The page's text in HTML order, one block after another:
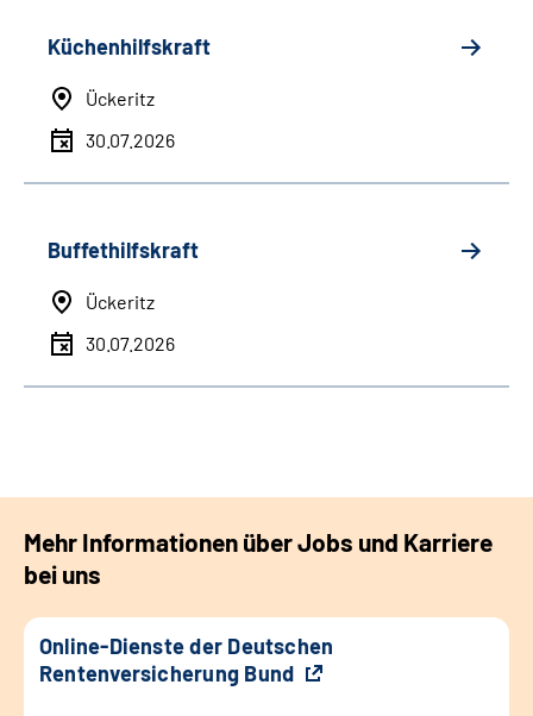
Küchenhilfskraft
Ückeritz
30.07.2026
Buffethilfskraft
Ückeritz
30.07.2026
Mehr Informationen über Jobs und Karriere
bei uns
Online-Dienste der Deutschen
Rentenversicherung Bund